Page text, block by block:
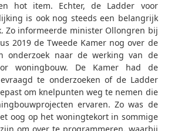
hot item. Echter, de Ladder voor
is ook nog steeds een belangrijk
Zo informeerde minister Ollongren bij
2019 de Tweede Kamer nog over de
onderzoek naar de werking van de
woningbouw. De Kamer had de
te onderzoeken of de Ladder
om knelpunten weg te nemen die
ervaren. Zo was de
oog op het woningtekort in sommige